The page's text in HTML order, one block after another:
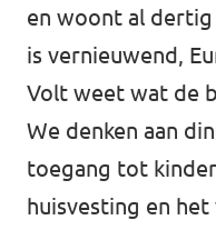
en woont al
is vernieuwend,
Volt weet wat de
We denken aan
toegang tot
huisvesting en